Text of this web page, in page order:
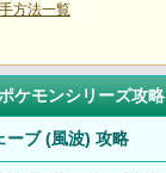
方法一覧
ポケモンシリーズ攻略
ーブ (風波) 攻略